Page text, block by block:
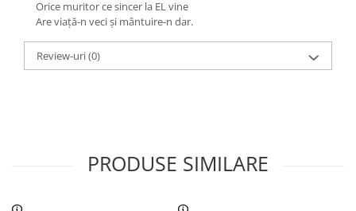
Orice muritor ce sincer la EL vine
Are viaţă-n veci şi mântuire-n dar.
Review-uri(0)
PRODUSE SIMILARE